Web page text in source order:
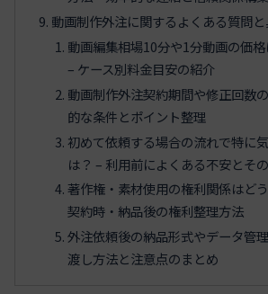
動画制作外注に関するよくある質問
動画編集相場10分や1分動画の価
– ケース別料金目安の紹介
動画制作外注契約期間や修正回数
的な条件とポイント整理
初めて依頼する場合の流れで特に
は？ – 利用前によくある不安とそ
著作権・素材使用の権利関係はど
契約時・納品後の権利整理方法
外注依頼後の納品形式やデータ管
渡し方法と注意点のまとめ